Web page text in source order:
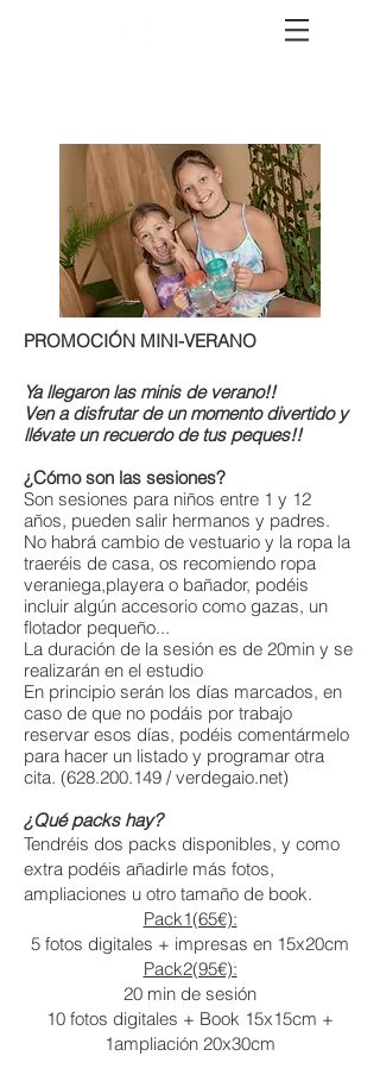
PROMOCIÓN MINI-VERANO
Ya llegaron las minis de verano!!
Ven a disfrutar de un momento divertido y
llévate un recuerdo de tus peques!!
¿Cómo son las sesiones?
Son sesiones para niños entre 1 y 12
años, pueden salir hermanos y padres.
No habrá cambio de vestuario y la ropa la
traeréis de casa, os recomiendo ropa
veraniega,playera o bañador, podéis
incluir algún accesorio como gazas, un
flotador pequeño...
La duración de la sesión es de 20min y se
realizarán en el estudio
En principio serán los días marcados, en
caso de que no podáis por trabajo
reservar esos días, podéis comentármelo
para hacer un listado y programar otra
cita. (628.200.149 / verdegaio.net)
¿Quépacks hay?
Tendréis dos packs disponibles, y como
extra podéis añadirle más fotos,
ampliaciones u otro tamaño de book.
Pack1(65€):
5 fotos digitales + impresas en 15x20cm
Pack2(95€):
20 min de sesión
10 fotos digitales + Book 15x15cm +
1ampliación 20x30cm